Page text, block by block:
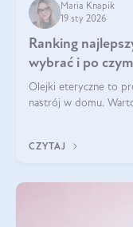
Maria Knapik
19 sty 2026
Ranking
wybrać i po
Olejki eteryczne to
nastrój w domu.
kryteria wyboru!
CZYTAJ